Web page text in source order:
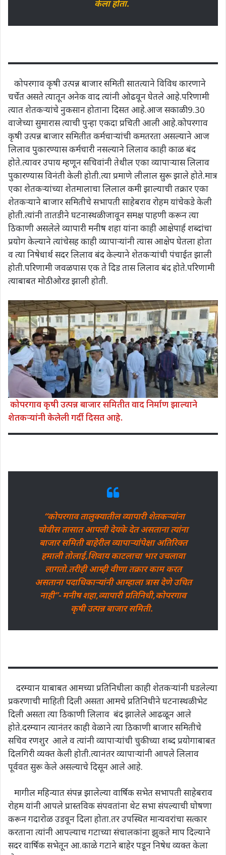
केला होता.
कोपरगाव कृषी उत्पन्न बाजार समिती सातत्याने विविध कारणाने
चर्चेत असते त्यातून अनेक वाद त्यांनी ओढवून घेतले आहे.परिणामी
त्यात शेतकऱ्यांचे नुकसान होताना दिसत आहे.आज सकाळी 9.30
वाजेच्या सुमारास त्याची पुन्हा एकदा प्रचिती आली आहे.कोपरगाव
कृषी उत्पन्न बाजार समितीत कर्मचाऱ्यांची कमतरता असल्याने आज
लिलाव पुकारण्यास कर्मचारी नसल्याने लिलाव काही काळ बंद
होते.त्यावर उपाय म्हणून सचिवांनी तेथील एका व्यापाऱ्यास लिलाव
पुकारण्यास विनंती केली होती.त्या प्रमाणे लीलाल सुरू झाले होते.मात्र
एका शेतकऱ्यांच्या शेतमालाचा लिलाल कमी झाल्याची तक्रार एका
शेतकऱ्याने बाजार समितीचे सभापती साहेबराव रोहम यांचेकडे केली
होती.त्यांनी तातडीने घटनास्थळी जावून समक्ष पाहणी करून त्या
ठिकाणी असलेले व्यापारी मनीष शहा यांना काही आक्षेपार्ह शब्दांचा
प्रयोग केल्याने त्यांचेसह काही व्यापाऱ्यांनी त्यास आक्षेप घेतला होता
व त्या निषेधार्थ सदर लिलाव बंद केल्याने शेतकऱ्यांची पंचाईत झाली
होती.परिणामी जवळपास एक ते दिड तास लिलाव बंद होते.परिणामी
त्याबाबत मोठी ओरड झाली होती.
कोपरगाव कृषी उत्पन्न बाजार समितीत वाद निर्माण झाल्याने
शेतकऱ्यांनी केलेली गर्दी दिसत आहे.
“कोपरगाव तालुक्यातील व्यापारी शेतकऱ्यांना
चोवीस तासात आपली देयके देत असताना त्यांना
बाजार समिती बाहेरील व्यापाऱ्यांपेक्षा अतिरिक्त
हमाली तोलाई,शिवाय काटलाचा भार उचलावा
लागतो.तरीही आम्ही वीणा तक्रार काम करत
असताना पदाधिकाऱ्यांनी आम्हाला त्रास देणे उचित
नाही”- मनीष शहा,व्यापारी प्रतिनिधी,कोपरगाव
कृषी उत्पन्न बाजार समिती.
दरम्यान याबाबत आमच्या प्रतिनिधीला काही शेतकऱ्यांनी घडलेल्या
प्रकरणाची माहिती दिली असता आमचे प्रतिनिधीने घटनास्थळी भेट
दिली असता त्या ठिकाणी लिलाव बंद झालेले आढळून आले
होते.दरम्यान त्यानंतर काही वेळाने त्या ठिकाणी बाजार समितीचे
सचिव रणशुर आले व त्यांनी व्यापाऱ्यांची चुकीच्या शब्द प्रयोगाबाबत
दिलगिरी व्यक्त केली होती.त्यानंतर व्यापाऱ्यांनी आपले लिलाव
पूर्ववत सुरू केले असल्याचे दिसून आले आहे.
मागील महिन्यात संपन्न झालेल्या वार्षिक सभेत सभापती साहेबराव
रोहम यांनी आपले प्रास्तविक संपवतांना थेट सभा संपल्याची घोषणा
करून गदारोळ उडवून दिला होता.तर उपस्थित मान्यवरांचा सत्कार
करताना त्यांनी आपल्याच गटाच्या संचालकांना झुकते माप दिल्याने
सदर वार्षिक सभेतून आ.काळे गटाने बाहेर पडून निषेध व्यक्त केला